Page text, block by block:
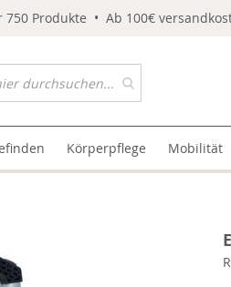
Produkte • Ab 100€
Körperpflege Mobilität